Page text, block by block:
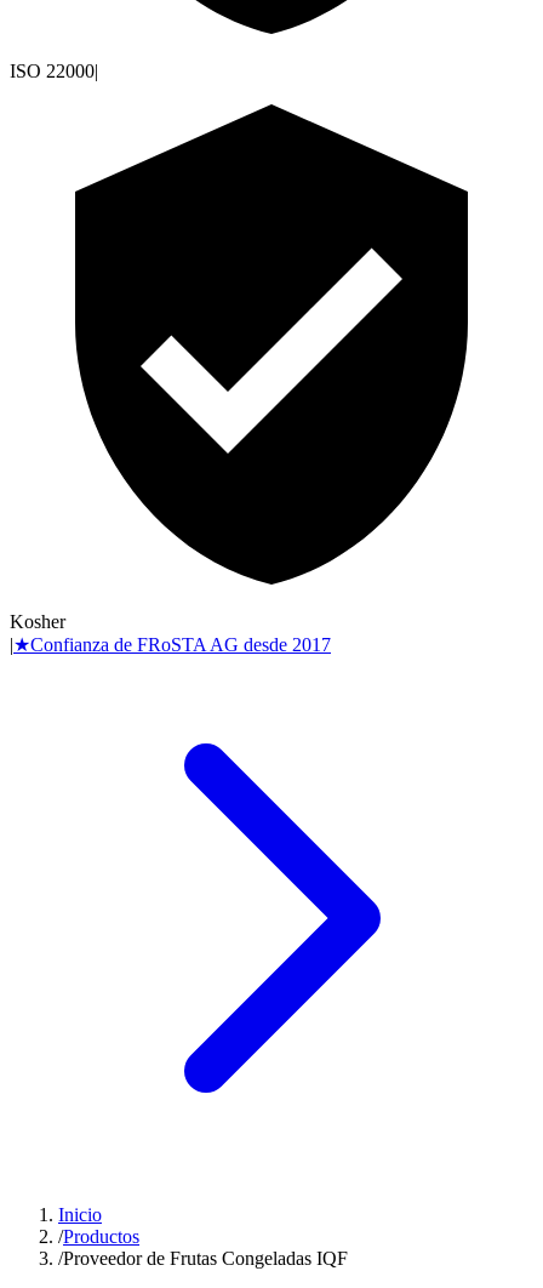
ISO 22000|
Kosher
|★Confianza de FRoSTA AG desde 2017
Inicio
/Productos
/Proveedor de Frutas Congeladas IQF